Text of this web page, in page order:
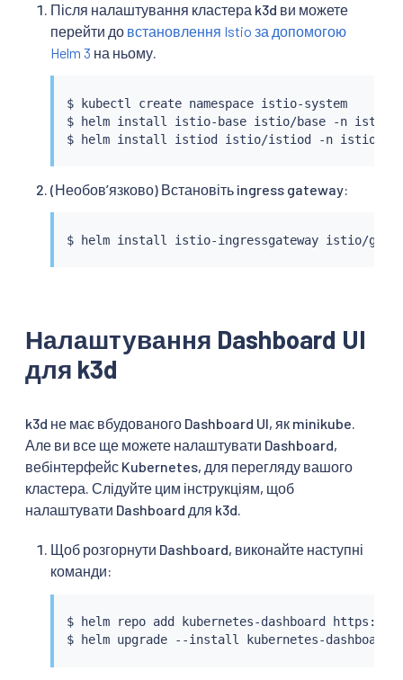
Після налаштування кластера k3d ви можете
перейти до встановлення Istio за допомогою
Helm 3 на ньому.
$ kubectl
create namespace istio-system
$
helm install
istio-base istio/base -n istio-
$
helm install
(Необов’язково) Встановіть ingress gateway:
$ helm install
Налаштування Dashboard UI
для k3d
k3d не має вбудованого Dashboard UI, як minikube.
Але ви все ще можете налаштувати Dashboard,
вебінтерфейс Kubernetes, для перегляду вашого
кластера. Слідуйте цим інструкціям, щоб
налаштувати Dashboard для k3d.
Щоб розгорнути Dashboard, виконайте наступні
команди:
$ helm repo add kubernetes-dashboard https://
$
helm